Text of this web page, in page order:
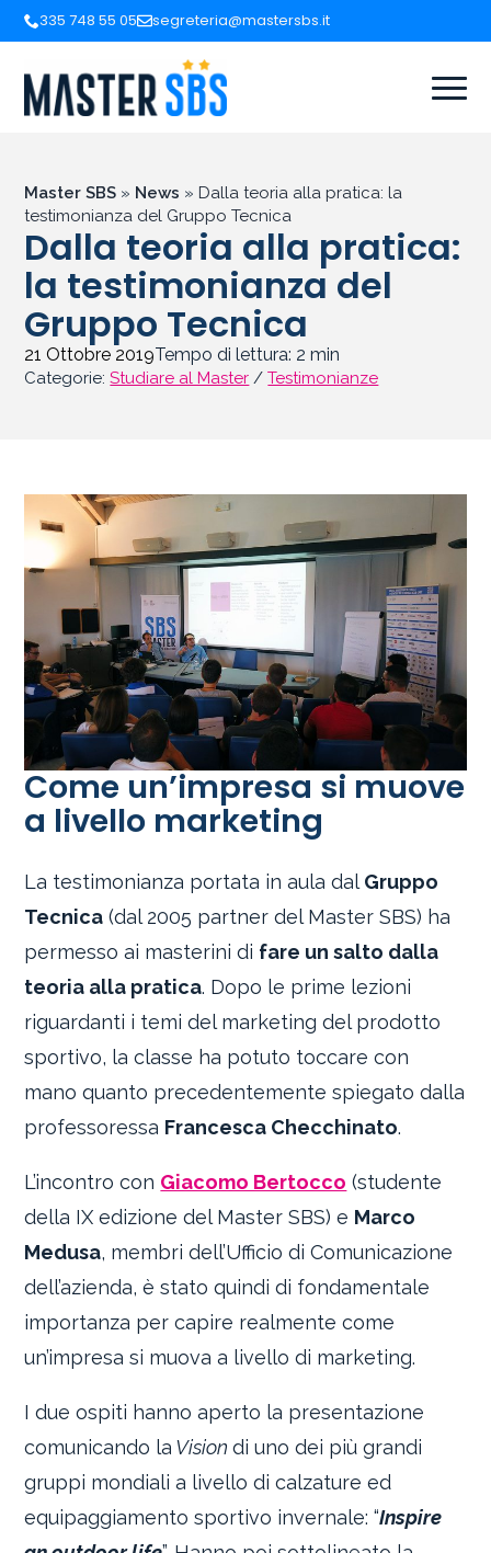
335 748 55 05 segreteria@mastersbs.it
Master SBS » News » Dalla teoria alla pratica: la
testimonianza del Gruppo Tecnica
Dalla teoria alla pratica:
la testimonianza del
Gruppo Tecnica
21 Ottobre 2019Tempo di lettura: 2 min
Categorie:Studiare al Master /Testimonianze
Come un’impresa si muove
a livello marketing
La testimonianza portata in aula dal Gruppo
Tecnica (dal 2005 partner del Master SBS) ha
permesso ai masterini di fare un salto dalla
teoria alla pratica. Dopo le prime lezioni
riguardanti i temi del marketing del prodotto
sportivo, la classe ha potuto toccare con
mano quanto precedentemente spiegato dalla
professoressa Francesca Checchinato.
L’incontro con Giacomo Bertocco (studente
della IX edizione del Master SBS) e Marco
Medusa, membri dell’Ufficio di Comunicazione
dell’azienda, è stato quindi di fondamentale
importanza per capire realmente come
un’impresa si muova a livello di marketing.
I due ospiti hanno aperto la presentazione
comunicando la Visiondi uno dei più grandi
gruppi mondiali a livello di calzature ed
equipaggiamento sportivo invernale: “Inspire